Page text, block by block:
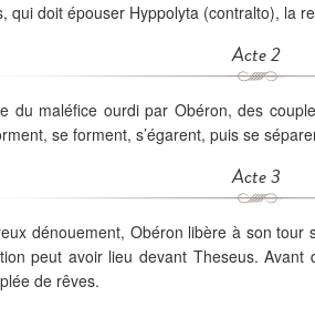
qui doit épouser Hyppolyta (contralto), la
Acte 2
du maléfice ourdi par Obéron, des
se forment, s’égarent, puis se
Acte 3
dénouement, Obéron libère à son
peut avoir lieu devant Theseus.
de rêves.